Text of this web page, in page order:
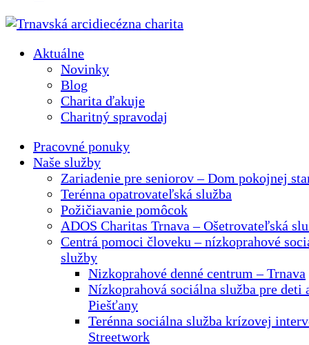
Aktuálne
Novinky
Blog
Charita ďakuje
Charitný spravodaj
Pracovné ponuky
Naše služby
Zariadenie pre seniorov – Dom pokojnej
Terénna opatrovateľská služba
Požičiavanie pomôcok
ADOS Charitas Trnava – Ošetrovateľská
Centrá pomoci človeku – nízkoprahové
služby
Nizkoprahové denné centrum – Trnava
Nízkoprahová sociálna služba pre deti
Piešťany
Terénna sociálna služba krízovej
Streetwork